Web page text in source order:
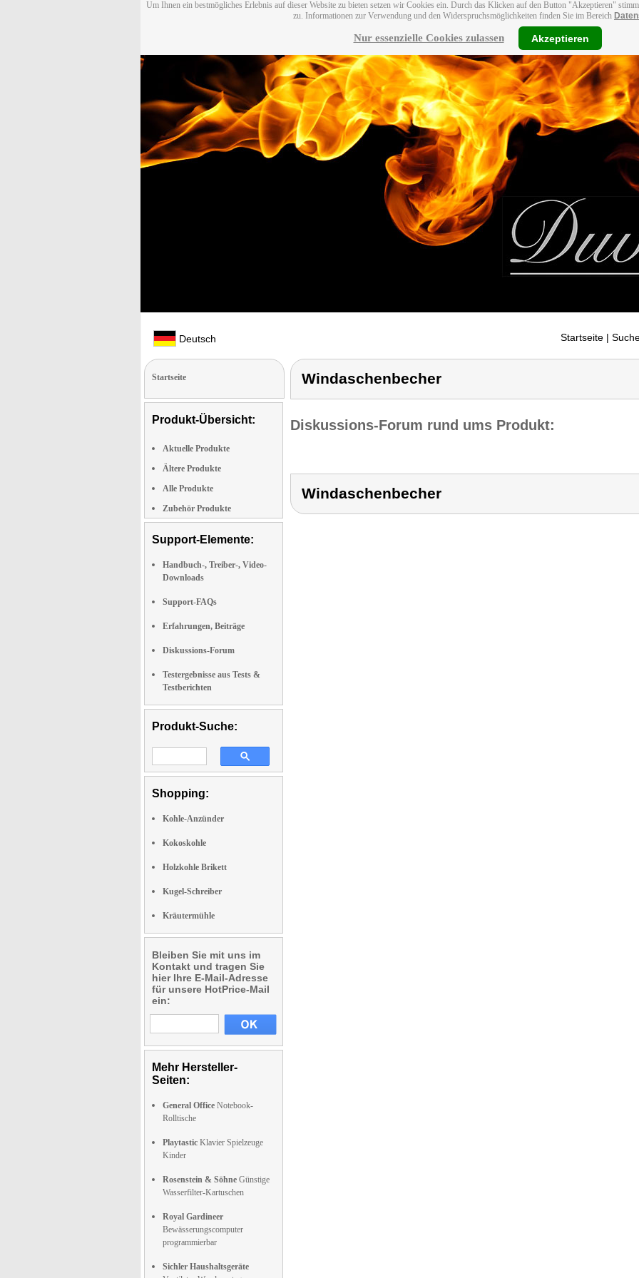
Um Ihnen ein bestmögliches Erlebnis auf dieser Website zu bieten setzen wir Cookies ein. Durch das Klicken auf den Button "Akzeptieren"
zu. Informationen zur Verwendung und den Widerspruchsmöglichkeiten finden Sie im Bereich
Nur essenzielle Cookies zulassen Akzeptieren
Deutsch Startseite |
Startseite
Produkt-Übersicht:
Aktuelle Produkte
Ältere Produkte
Alle Produkte
Zubehör Produkte
Support-Elemente:
Handbuch-, Treiber-, Video-
Downloads
Support-FAQs
Erfahrungen, Beiträge
Diskussions-Forum
Testergebnisse aus Tests &
Testberichten
Produkt-Suche:
Shopping:
Kohle-Anzünder
Kokoskohle
Holzkohle Brikett
Kugel-Schreiber
Kräutermühle
Bleiben Sie mit uns im
Kontakt und tragen Sie
hier Ihre E-Mail-Adresse
für unsere HotPrice-Mail
ein:
Mehr Hersteller-
Seiten:
General Office Notebook-
Rolltische
Playtastic Klavier Spielzeuge
Kinder
Rosenstein & Söhne Günstige
Wasserfilter-Kartuschen
Royal Gardineer
Bewässerungscomputer
programmierbar
Sichler Haushaltsgeräte
Windaschenbecher
Diskussions-Forum rund ums Produkt:
Windaschenbecher